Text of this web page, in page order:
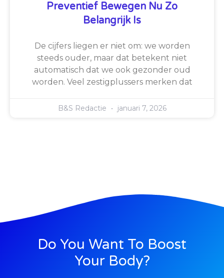
Preventief Bewegen Nu Zo
Belangrijk Is
De cijfers liegen er niet om: we worden
steeds ouder, maar dat betekent niet
automatisch dat we ook gezonder oud
worden. Veel zestigplussers merken dat
B&S Redactie januari 7, 2026
Do You Want To Boost
Your Body?